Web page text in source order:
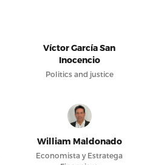
Víctor García San
Inocencio
Politics and justice
William Maldonado
Economista y Estratega